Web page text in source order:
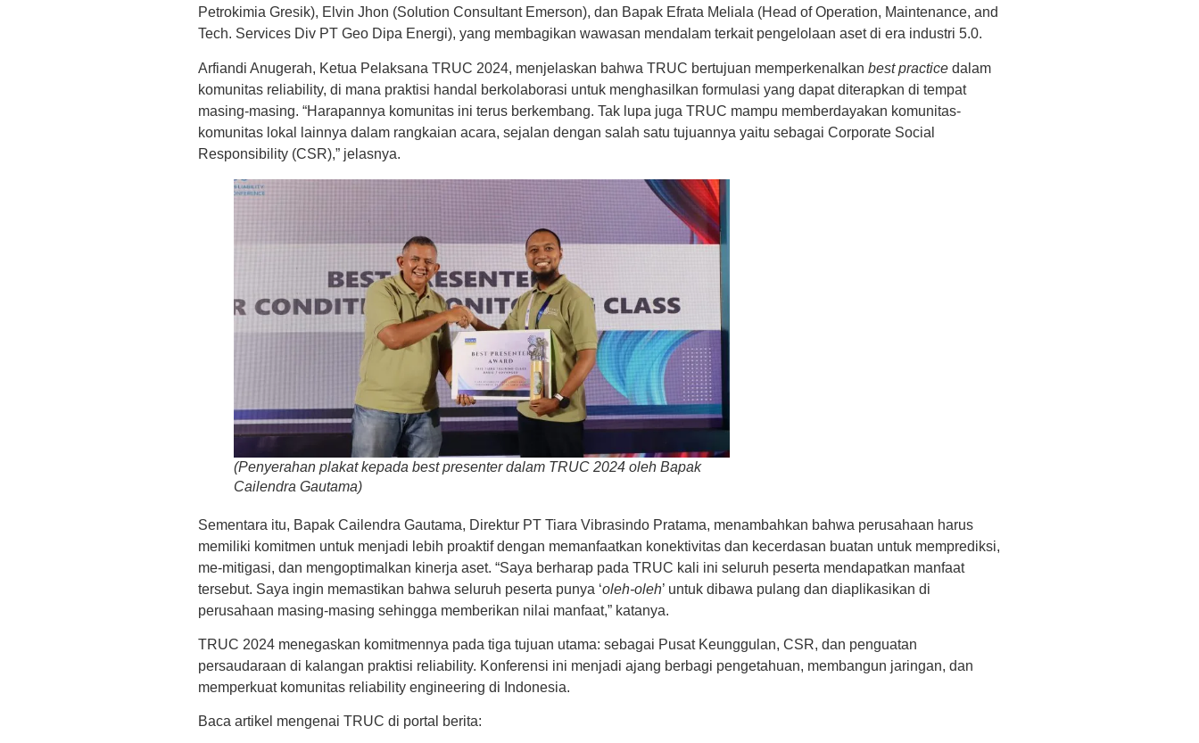
Petrokimia Gresik), Elvin Jhon (Solution Consultant Emerson), dan Bapak Efrata Meliala (Head of Operation, Maintenance, and
Tech. Services Div PT Geo Dipa Energi), yang membagikan wawasan mendalam terkait pengelolaan aset di era industri 5.0.
Arfiandi Anugerah, Ketua Pelaksana TRUC 2024, menjelaskan bahwa TRUC bertujuan memperkenalkan best practice dalam
komunitas reliability, di mana praktisi handal berkolaborasi untuk menghasilkan formulasi yang dapat diterapkan di tempat
masing-masing. “Harapannya komunitas ini terus berkembang. Tak lupa juga TRUC mampu memberdayakan komunitas-
komunitas lokal lainnya dalam rangkaian acara, sejalan dengan salah satu tujuannya yaitu sebagai Corporate Social
Responsibility (CSR),” jelasnya.
(Penyerahan plakat kepada best presenter dalam TRUC 2024 oleh Bapak
Cailendra Gautama)
Sementara itu, Bapak Cailendra Gautama, Direktur PT Tiara Vibrasindo Pratama, menambahkan bahwa perusahaan harus
memiliki komitmen untuk menjadi lebih proaktif dengan memanfaatkan konektivitas dan kecerdasan buatan untuk memprediksi,
me-mitigasi, dan mengoptimalkan kinerja aset. “Saya berharap pada TRUC kali ini seluruh peserta mendapatkan manfaat
tersebut. Saya ingin memastikan bahwa seluruh peserta punya ‘oleh-oleh’ untuk dibawa pulang dan diaplikasikan di
perusahaan masing-masing sehingga memberikan nilai manfaat,” katanya.
TRUC 2024 menegaskan komitmennya pada tiga tujuan utama: sebagai Pusat Keunggulan, CSR, dan penguatan
persaudaraan di kalangan praktisi reliability. Konferensi ini menjadi ajang berbagi pengetahuan, membangun jaringan, dan
memperkuat komunitas reliability engineering di Indonesia.
Baca artikel mengenai TRUC di portal berita: